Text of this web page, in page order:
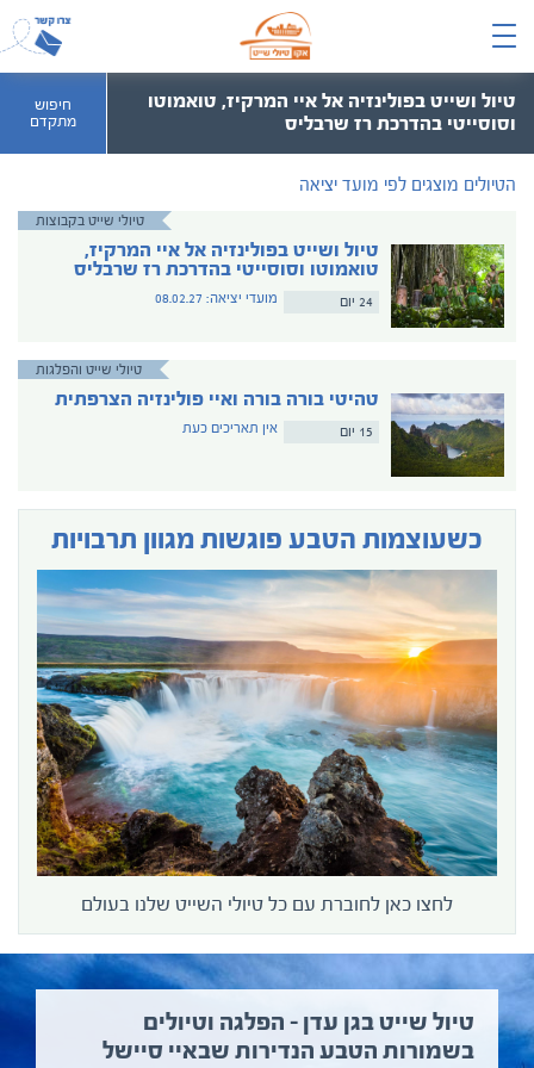
טיול ושייט בפולינזיה אל איי המרקיז, טואמוטו
וסוסייטי בהדרכת רז שרבליס
חיפוש
מתקדם
הטיולים מוצגים לפי מועד יציאה
טיולי שייט בקבוצות
טיול ושייט בפולינזיה אל איי המרקיז,
טואמוטו וסוסייטי בהדרכת רז שרבליס
24 יום מועדי יציאה: 08.02.27
טיולי שייט והפלגות
טהיטי בורה בורה ואיי פולינזיה הצרפתית
15 יום אין תאריכים כעת
כשעוצמות הטבע פוגשות מגוון תרבויות
לחצו כאן לחוברת עם כל טיולי השייט שלנו בעולם
טיול שייט בגן עדן – הפלגה וטיולים
בשמורות הטבע הנדירות שבאיי סיישל